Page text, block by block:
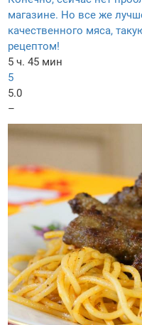
магазине. Но все же
качественного мяса,
рецептом!
5 ч. 45 мин
5
5.0
–